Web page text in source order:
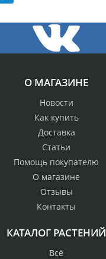
О МАГАЗИНЕ
Новости
Как купить
Доставка
Статьи
Помощь покупателю
О магазине
Отзывы
Контакты
КАТАЛОГ РАСТЕНИЙ
Всё